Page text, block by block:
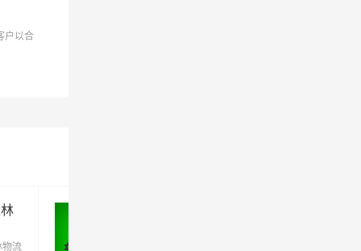
户以合
物流